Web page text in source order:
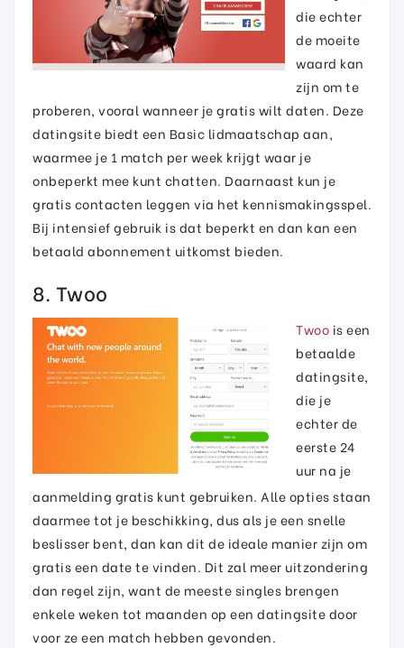
die echter
de moeite
waard kan
zijn om te
proberen, vooral wanneer je gratis wilt daten. Deze
datingsite biedt een Basic lidmaatschap aan,
waarmee je 1 match per week krijgt waar je
onbeperkt mee kunt chatten. Daarnaast kun je
gratis contacten leggen via het kennismakingsspel.
Bij intensief gebruik is dat beperkt en dan kan een
betaald abonnement uitkomst bieden.
8. Twoo
Twoo is een
betaalde
datingsite,
die je
echter de
eerste 24
uur na je
aanmelding gratis kunt gebruiken. Alle opties staan
daarmee tot je beschikking, dus als je een snelle
beslisser bent, dan kan dit de ideale manier zijn om
gratis een date te vinden. Dit zal meer uitzondering
dan regel zijn, want de meeste singles brengen
enkele weken tot maanden op een datingsite door
voor ze een match hebben gevonden.